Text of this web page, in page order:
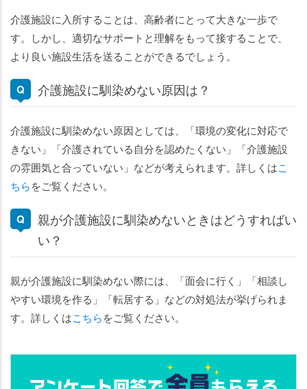
介護施設に入所することは、高齢者にとって大きな一歩で
す。しかし、適切なサポートと理解をもって接することで、
より良い施設生活を送ることができるでしょう。
介護施設に馴染めない原因は？
介護施設に馴染めない原因としては、「環境の変化に対応で
きない」「介護されている自分を認めたくない」「介護施設
の雰囲気と合っていない」などが考えられます。詳しくはこ
ちらをご覧ください。
親が介護施設に馴染めないときはどうすればい
い？
親が介護施設に馴染めない際には、「面会に行く」「相談し
やすい環境を作る」「転居する」などの対処法が挙げられま
す。詳しくはこちらをご覧ください。